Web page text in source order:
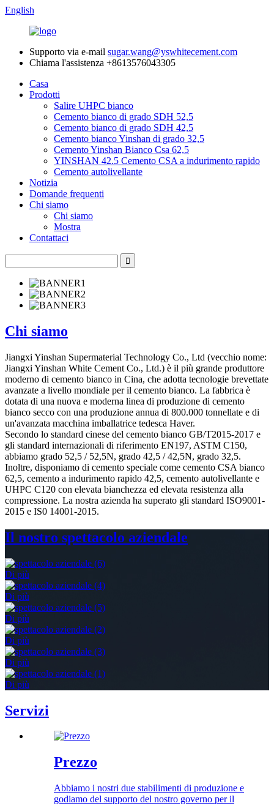
English
Supporto via e-mail sugar.wang@yswhitecement.com
Chiama l'assistenza +8613576043305
Casa
Prodotti
Salire UHPC bianco
Cemento bianco di grado SDH 52,5
Cemento bianco di grado SDH 42,5
Cemento bianco Yinshan di grado 32,5
Cemento Yinshan Bianco Csa 62,5
YINSHAN 42.5 Cemento CSA a indurimento rapido
Cemento autolivellante
Notizia
Domande frequenti
Chi siamo
Chi siamo
Mostra
Contattaci
Chi siamo
Jiangxi Yinshan Supermaterial Technology Co., Ltd (vecchio nome:
Jiangxi Yinshan White Cement Co., Ltd.) è il più grande produttore
moderno di cemento bianco in Cina, che adotta tecnologie brevettate
avanzate a livello mondiale per il cemento bianco. La fabbrica è
dotata di una nuova e moderna linea di produzione di cemento
bianco secco con una produzione annua di 800.000 tonnellate e di
un'avanzata macchina imballatrice tedesca Haver.
Secondo lo standard cinese del cemento bianco GB/T2015-2017 e
gli standard internazionali di riferimento EN197, ASTM C150,
abbiamo grado 52,5 / 52,5N, grado 42,5 / 42,5N, grado 32,5.
Inoltre, disponiamo di cemento speciale come cemento CSA bianco
62,5, cemento a indurimento rapido 42,5, cemento autolivellante e
UHPC C120 con elevata bianchezza ed elevata resistenza alla
compressione. La nostra azienda ha superato gli standard ISO9001-
2015 e IS0 14001-2015.
Il nostro spettacolo aziendale
Di più
Di più
Di più
Di più
Di più
Di più
Servizi
Prezzo
Abbiamo i nostri due stabilimenti di produzione e
godiamo del supporto del nostro governo per il